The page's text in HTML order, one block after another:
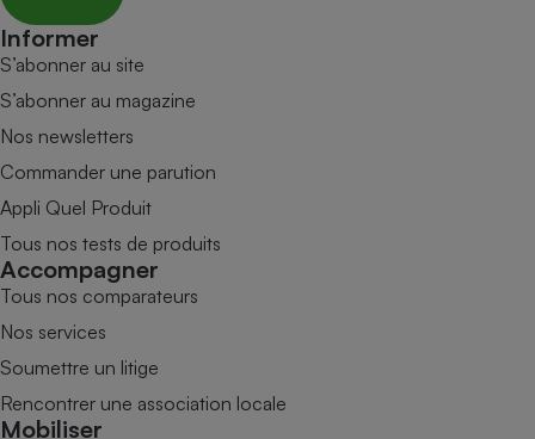
Informer
S’abonner au site
S’abonner au magazine
Nos newsletters
Commander une parution
Appli Quel Produit
Tous nos tests de produits
Accompagner
Tous nos comparateurs
Nos services
Soumettre un litige
Rencontrer une association locale
Mobiliser